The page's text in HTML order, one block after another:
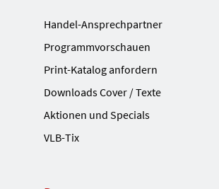
Handel-Ansprechpartner
Programmvorschauen
Print-Katalog anfordern
Downloads Cover / Texte
Aktionen und Specials
VLB-Tix